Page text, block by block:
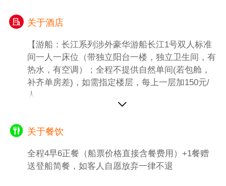
1、重庆大礼堂如果遇到政府性活动 不能进去
参观,不退任何费用！
2、重庆是山城，容易堵车，导游会根据当天
实际情况调整景点游览顺序，重庆市内游为赠
送景点，如遇景点政府性维修或不可抗力等自
然因素造成无法游览或自愿放弃，不退任何费
用！
3、如遇强降雨季节的汛期或旱期，游船不能
将贵宾转运至涪陵码头或者丰都码头登船，具
关于酒店
【游船：长江系列涉外豪华游船长江1号双人标准
间一人一床位（带独立阳台一楼，独立卫生间，有
热水，有空调）；全程不提供自然单间(若包舱，
补齐单房差)，如需指定楼层，每上一层加150元/
人
关于餐饮
全程4早6正餐（船票价格直接含餐费用）+1餐赠
送登船简餐，如客人自愿放弃一律不退